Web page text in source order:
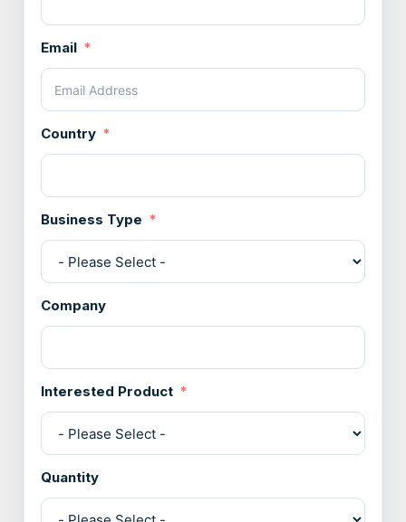
Email
Country
Business Type
Company
Interested Product
Quantity